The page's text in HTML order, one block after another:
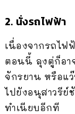
2. นั่งรถไฟฟ้า
เนื่องจากรถไฟ
ตอนนี้ ลุงตู่ก็อา
จักรยาน หรือแว๊
ไปยังอนุสาวรีย์
ทำเนียบอีกที